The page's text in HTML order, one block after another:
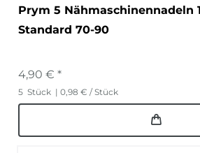
Prym 5 Nähmaschinennadeln
Standard 70-90
4,90 € *
5 Stück | 0,98 € / Stück